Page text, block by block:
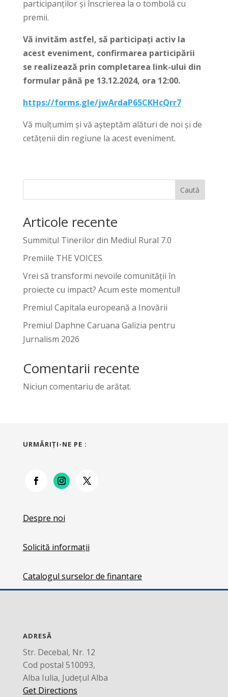
participanților și înscrierea la o tombolă cu
premii.
Vă invităm astfel, să participați activ la
acest eveniment, confirmarea participării
se realizează prin completarea link-ului din
formular până pe 13.12.2024, ora 12:00.
https://forms.gle/jwArdaP65CKHcQrr7
Vă mulțumim și vă așteptăm alături de noi și de
cetățenii din regiune la acest eveniment.
Caută
Articole recente
Summitul Tinerilor din Mediul Rural 7.0
Premiile THE VOICES
Vrei să transformi nevoile comunității în
proiecte cu impact? Acum este momentul!
Premiul Capitala europeană a Inovării
Premiul Daphne Caruana Galizia pentru
Jurnalism 2026
Comentarii recente
Niciun comentariu de arătat.
URMĂRIŢI-NE PE :
Despre noi
Solicită informații
Catalogul surselor de finanțare
ADRESĂ
Str. Decebal, Nr. 12
Cod postal 510093,
Alba Iulia, Județul Alba
Get Directions